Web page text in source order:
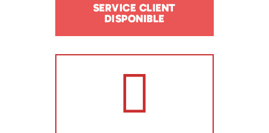
SERVICE CLIENT
DISPONIBLE